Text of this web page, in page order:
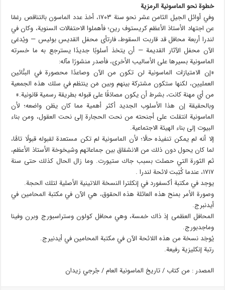
خطوة نحو الماسونية الرمزية
وفي أوائل الجيل الثامن عشر نحو سنة ١٧٠٣، أخذ عدد الماسون بالتناقص رغمًا
عن اجتهاد الأستاذ الأعظم كريستوف رين؛ فأهملوا الاحتفالات السنوية، وكان في
لندرا أربعة محافل قد قاربت السقوط، فارتأى محفل القديس بوليس — ويُدعَى
الآن محفل الآثار القديمة — أن يتخذ أسلوبًا جديدًا يسترجع به ما خسرته
الماسونية بسيرها على الأساليب الأخرى، فأصدر منشورًا مآله:
«إن الامتيازات الماسونية لن تكون من الآن وصاعدًا محصورة في البنَّائين
العمليين، لكنها ستكون مشتركة بينهم وبين مَن ينتظم في سلك هذه الجمعية
من أي مهنة كانت، بشرط أن يكون مصادَقًا على قبوله بطريقة رسمية قانونية.»
وبالحقيقة إن هذا الأسلوب الجديد أكثر أهمية مما كان يظن واضعه؛ لأن
الماسونية انتقلت على أجنحته من نحت الحجارة إلى نحت العقول، ومن بناء
البيوت إلى بناء الهيئة الاجتماعية.
إلا أنه لم يمكن تنفيذه حالًا؛ لأن الماسونية لم تكن مستعدة لقبوله قبولًا تامًّا،
لما كان يحول دون ذلك من الانشقاق بين جماعاتهم وشيخوخة الأستاذ الأعظم،
ثم الثورة التي حصلت بسبب جاك ستيورت. وما زال الحال كذلك حتى سنة
١٧١٧، عندما كُتِبت لائحة لندرا .
يوجد في مكتبة أكسفورد في إنكلترا النسخة اللاتينية الأصلية لتلك الحجة.
وصورة الأمر بمنح هذه العائلة هذه الحقوق، هي الآن في مكتبة المحامين في
أيدنبرج.
المحافل العظمى إذ ذاك خمسة، وهي محافل كولون وستراسبورج وبرن وفينا
وماجدبورج.
يُوجَد نسخة من هذه اللائحة الآن في مكتبة المحامين في أيدنيرج.
رتبة إنكليزية رفيعة.
المصدر : من کتاب / تاريخ الماسونية العام / جُرجي زيدان